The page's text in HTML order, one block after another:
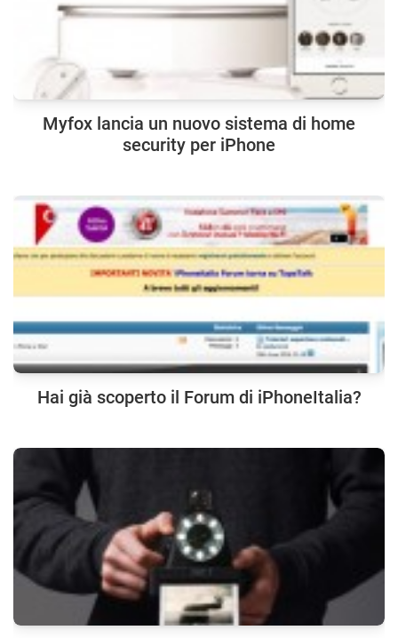
Myfox lancia un nuovo sistema di home
security per iPhone
Hai già scoperto il Forum di iPhoneItalia?